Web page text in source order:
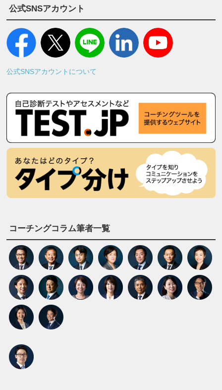
公式SNSアカウント
公式SNSアカウントについて
コーチングコラム筆者一覧